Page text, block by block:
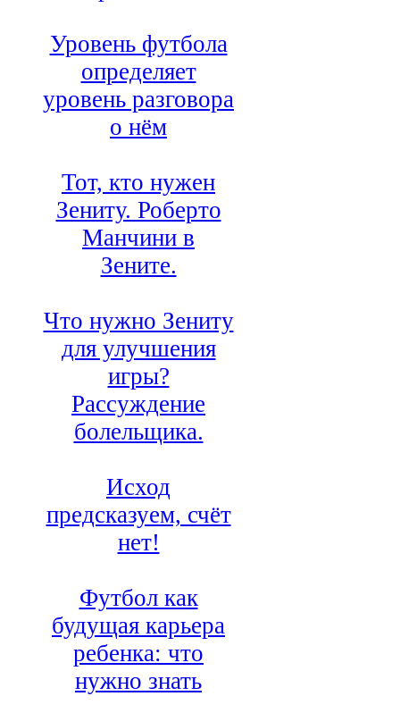
Уровень футбола
определяет
уровень разговора
о нём
Тот, кто нужен
Зениту. Роберто
Манчини в
Зените.
Что нужно Зениту
для улучшения
игры?
Рассуждение
болельщика.
Исход
предсказуем, счёт
нет!
Футбол как
будущая карьера
ребенка: что
нужно знать